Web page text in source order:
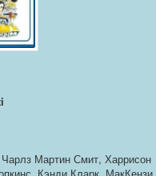
Мартин Смит, Харрисон